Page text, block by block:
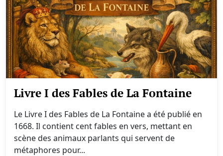
Livre I des Fables de La Fontaine
Le Livre I des Fables de La Fontaine a été publié en
1668. Il contient cent fables en vers, mettant en
scène des animaux parlants qui servent de
métaphores pour...